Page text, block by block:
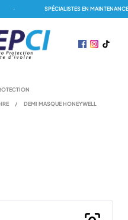
SPÉCIALISTES EN MAINTENANCE
/ DEMI MASQUE HONEYWELL